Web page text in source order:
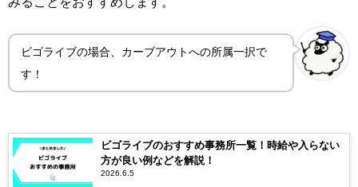
ビゴライブの場合、カーブアウトへの所属一択で
す！
ビゴライブのおすすめ事務所一覧！時給や入らない
方が良い例などを解説！
2026.6.5